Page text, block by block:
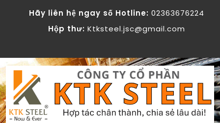
Hãy liên hệ ngay số Hotline: 02363676224
Hộp thư: Ktksteel.jsc@gmail.com